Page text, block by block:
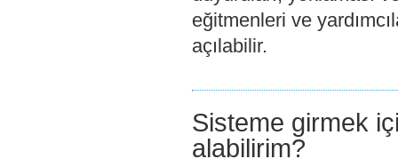
eğitmenleri ve
açılabilir.
Sisteme girmek
alabilirim?